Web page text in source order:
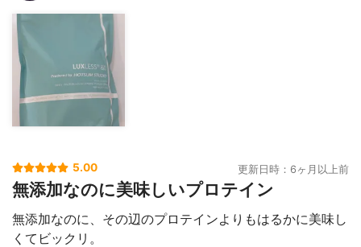
5.00 更新日時：6ヶ月以上前
無添加なのに美味しいプロテイン
無添加なのに、その辺のプロテインよりもはるかに美味し
くてビックリ。